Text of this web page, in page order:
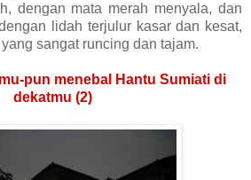
dengan mata merah menyala, dan
lidah terjulur kasar dan kesat,
sangat runcing dan tajam.
pun menebal Hantu Sumiati di
dekatmu (2)